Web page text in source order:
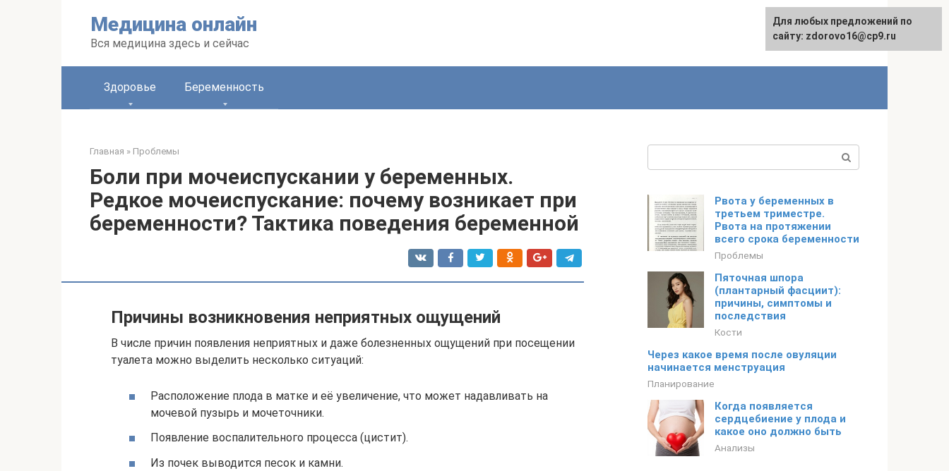
Медицина онлайн
Вся медицина здесь и сейчас
Русский
Здоровье Беременность
Главная » Проблемы
Боли при мочеиспускании у беременных.
Редкое мочеиспускание: почему возникает при
беременности? Тактика поведения беременной
Причины возникновения неприятных ощущений
В числе причин появления неприятных и даже болезненных ощущений при посещении
туалета можно выделить несколько ситуаций:
Расположение плода в матке и её увеличение, что может надавливать на
мочевой пузырь и мочеточники.
Появление воспалительного процесса (цистит).
Из почек выводится песок и камни.
Рвота у беременных в
третьем триместре.
Рвота на протяжении
всего срока беременности
Проблемы
Пяточная шпора
(плантарный фасциит):
причины, симптомы и
последствия
Кости
Через какое время после овуляции
начинается менструация
Планирование
Когда появляется
сердцебиение у плода и
какое оно должно быть
Анализы
Для любых предложений по
сайту: [email protected]
Для любых предложений по
сайту: zdorovo16@cp9.ru